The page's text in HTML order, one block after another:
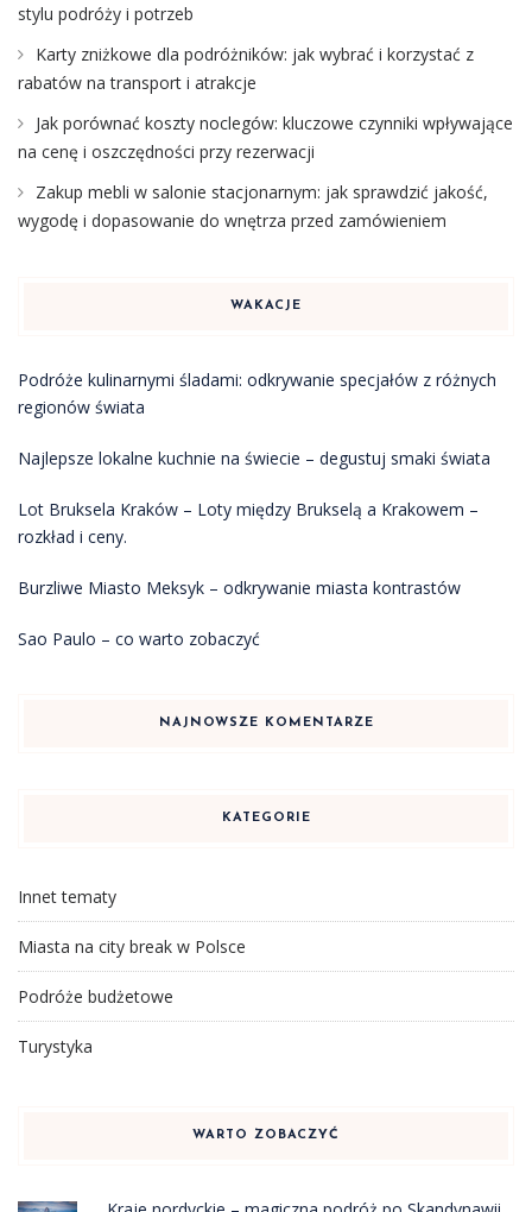
stylu podróży i potrzeb
Karty zniżkowe dla podróżników: jak wybrać i korzystać z
rabatów na transport i atrakcje
Jak porównać koszty noclegów: kluczowe czynniki wpływające
na cenę i oszczędności przy rezerwacji
Zakup mebli w salonie stacjonarnym: jak sprawdzić jakość,
wygodę i dopasowanie do wnętrza przed zamówieniem
WAKACJE
Podróże kulinarnymi śladami: odkrywanie specjałów z różnych
regionów świata
Najlepsze lokalne kuchnie na świecie – degustuj smaki świata
Lot Bruksela Kraków – Loty między Brukselą a Krakowem –
rozkład i ceny.
Burzliwe Miasto Meksyk – odkrywanie miasta kontrastów
Sao Paulo – co warto zobaczyć
NAJNOWSZE KOMENTARZE
KATEGORIE
Innet tematy
Miasta na city break w Polsce
Podróże budżetowe
Turystyka
WARTO ZOBACZYĆ